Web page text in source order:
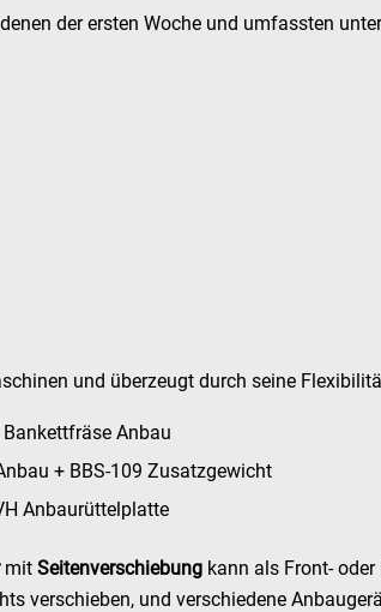
der ersten Woche und umfassten
und überzeugt durch seine
Anbau
+ BBS-109 Zusatzgewicht
Anbaurüttelplatte
mit Seitenverschiebung kann als Front-
verschieben, und verschiedene